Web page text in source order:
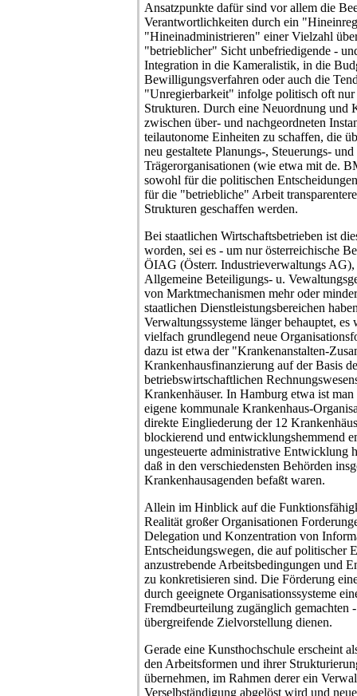
Ansatzpunkte dafür sind vor allem die
Verantwortlichkeiten durch ein
"Hineinadministrieren" einer Vielzahl
"betrieblicher" Sicht unbefriedigende -
Integration in die Kameralistik, in die
Bewilligungsverfahren oder auch die
"Unregierbarkeit" infolge politisch oft nur
Strukturen. Durch eine Neuordnung und
zwischen über- und nachgeordneten
teilautonome Einheiten zu schaffen, die
neu gestaltete Planungs-, Steuerungs-
Trägerorganisationen (wie etwa mit de.
sowohl für die politischen
für die "betriebliche" Arbeit
Strukturen geschaffen werden.
Bei staatlichen Wirtschaftsbetrieben ist
worden, sei es - um nur österreichische
ÖIAG (Österr. Industrieverwaltungs
Allgemeine Beteiligungs- u.
von Marktmechanismen mehr oder
staatlichen Dienstleistungsbereichen
Verwaltungssysteme länger behauptet,
vielfach grundlegend neue
dazu ist etwa der "Krankenanstalten-
Krankenhausfinanzierung auf der Basis
betriebswirtschaftlichen
Krankenhäuser. In Hamburg etwa ist
eigene kommunale Krankenhaus-
direkte Eingliederung der 12
blockierend und entwicklungshemmend
ungesteuerte administrative Entwicklung
daß in den verschiedensten Behörden
Krankenhausagenden befaßt waren.
Allein im Hinblick auf die
Realität großer Organisationen
Delegation und Konzentration von
Entscheidungswegen, die auf politischer
anzustrebende Arbeitsbedingungen und
zu konkretisieren sind. Die Förderung
durch geeignete Organisationssysteme
Fremdbeurteilung zugänglich gemachten
übergreifende Zielvorstellung dienen.
Gerade eine Kunsthochschule erscheint
den Arbeitsformen und ihrer
übernehmen, im Rahmen derer ein
Verselbständigung abgelöst wird und